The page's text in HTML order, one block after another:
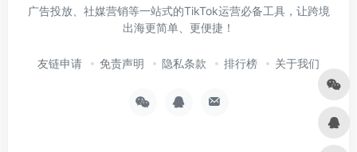
广告投放、社媒营销等一站式的TikTok运营必备工具，让跨境
出海更简单、更便捷！
友链申请 免责声明 隐私条款 排行榜 关于我们